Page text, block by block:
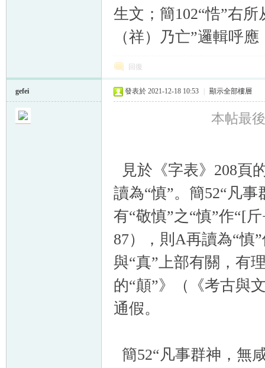
生文；簡102“悎”右所
（祥）乃亡”邏輯呼應
回復
gefei 發表於 2021-12-18 10:53 顯示全部樓層
本帖最
見於《字表》208頁
讀為“慎”。簡52“凡
有“敬慎”之“慎”作“[
87），則A再讀為“慎
與“真”上部有關，有
的“顛”》（《考古與
通假。
簡52“凡事群神，無